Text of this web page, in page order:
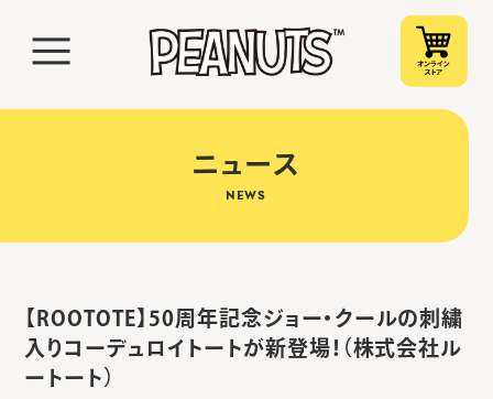
ニュース
NEWS
【ROOTOTE】50周年記念ジョー・クールの刺繍
入りコーデュロイトートが新登場！（株式会社ル
ートート）